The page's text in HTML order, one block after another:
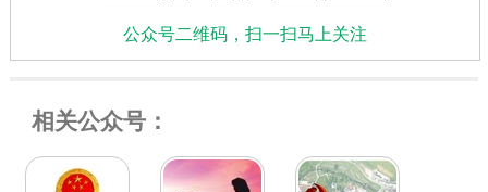
公众号二维码，扫一扫马上关注
相关公众号：